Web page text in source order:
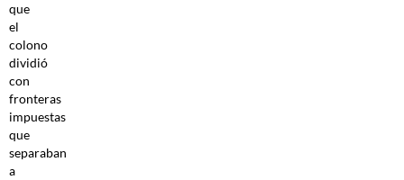
que
el
colono
dividió
con
fronteras
impuestas
que
separaban
a